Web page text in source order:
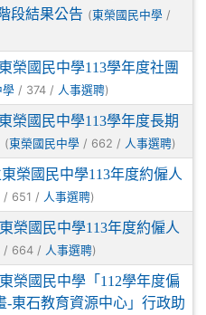
段結果公告 (東榮國民中學 /
榮國民中學113學年度社團
學 / 374 / 人事選聘)
榮國民中學113學年度長期
(東榮國民中學 / 662 / 人事選聘)
榮國民中學113年度約僱人
/ 651 / 人事選聘)
榮國民中學113年度約僱人
/ 664 / 人事選聘)
榮國民中學「112學年度偏
-東石教育資源中心」行政助